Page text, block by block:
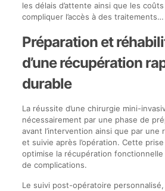
les délais d’attente ainsi que les
compliquer l’accès à des traitements…
Préparation et
d’une récupération
durable
La réussite d’une chirurgie mini-
nécessairement par une phase de
avant l’intervention ainsi que par une
et suivie après l’opération. Cette
optimise la récupération
de complications.
Le suivi post-opératoire